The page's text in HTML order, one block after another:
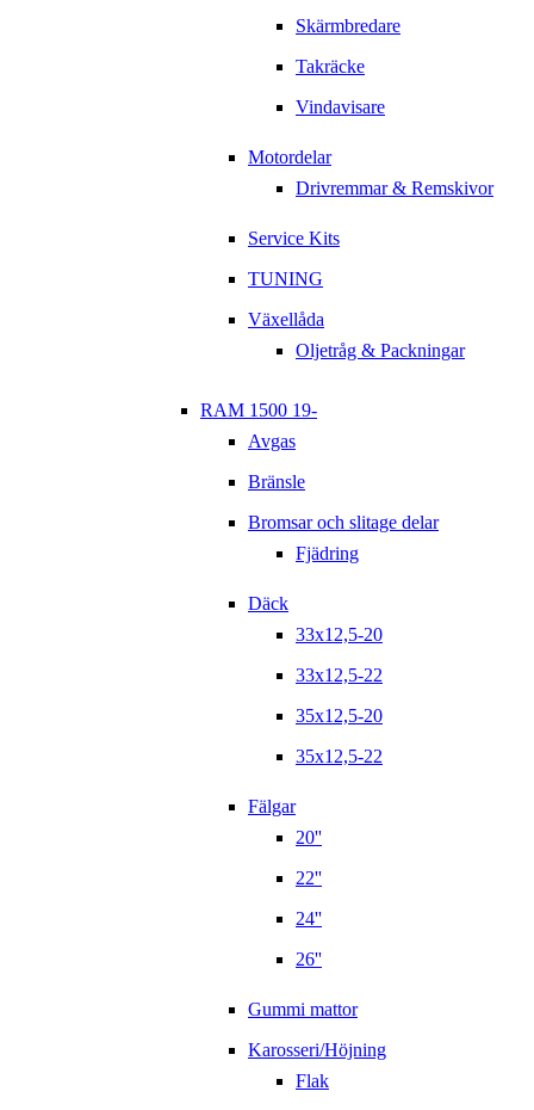
Skärmbredare
Takräcke
Vindavisare
Motordelar
Drivremmar & Remskivor
Service Kits
TUNING
Växellåda
Oljetråg & Packningar
RAM 1500 19-
Avgas
Bränsle
Bromsar och slitage delar
Fjädring
Däck
33x12,5-20
33x12,5-22
35x12,5-20
35x12,5-22
Fälgar
20''
22''
24''
26''
Gummi mattor
Karosseri/Höjning
Flak